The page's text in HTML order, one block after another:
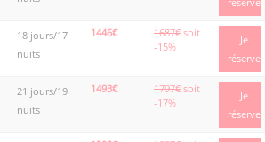
18 jours/17
nuits
1446€ 1687€ soit
-15%
Je
réserve
21 jours/19
nuits
1493€ 1797€ soit
-17%
Je
réserve